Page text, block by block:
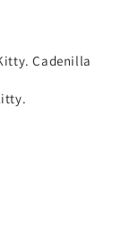
Cadenilla